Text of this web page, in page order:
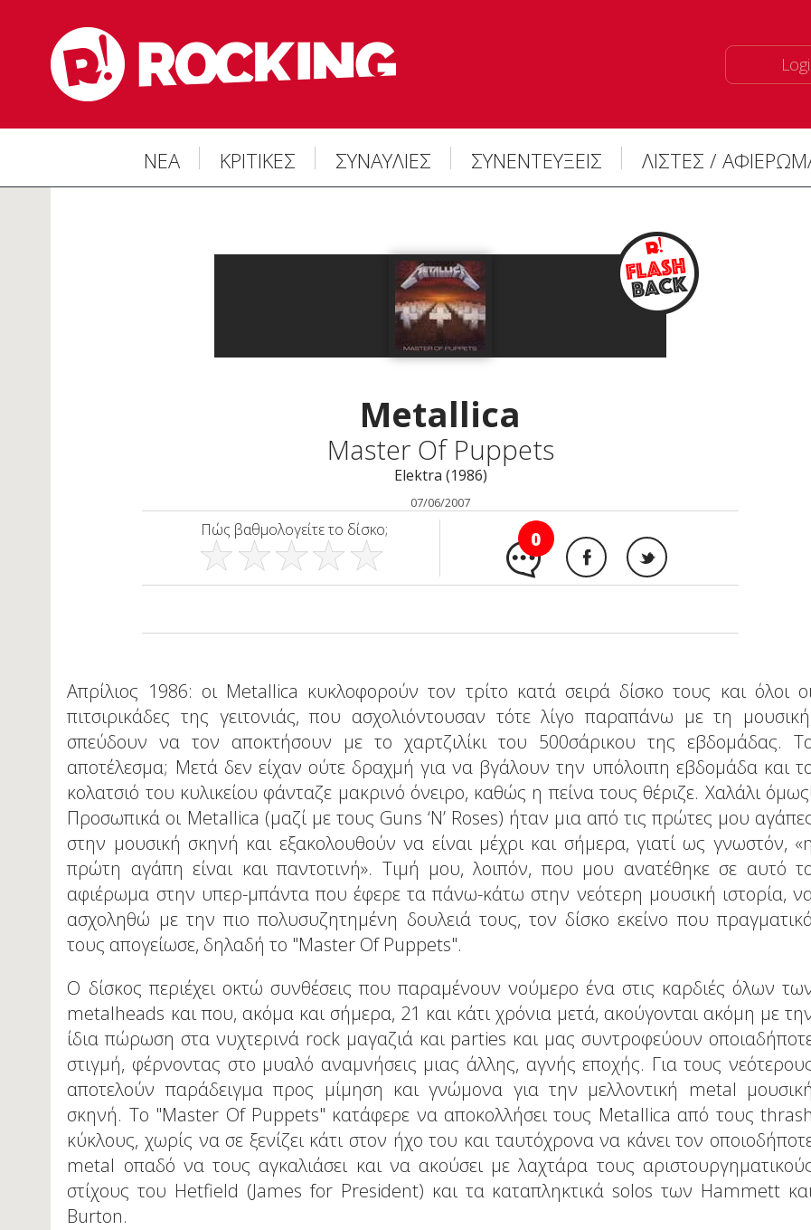
ΝΕΑ ΚΡΙΤΙΚΕΣ ΣΥΝΑΥΛΙΕΣ ΣΥΝΕΝΤΕΥΞΕΙΣ ΛΙΣΤΕΣ /
Metallica
Master Of Puppets
Elektra (1986)
07/06/2007
Πώς βαθμολογείτε το δίσκο; 0
Απρίλιος 1986: οι Metallica κυκλοφορούν τον τρίτο κατά σειρά δίσκο τους και όλοι
πιτσιρικάδες της γειτονιάς, που ασχολιόντουσαν τότε λίγο παραπάνω με τη
σπεύδουν να τον αποκτήσουν με το χαρτζιλίκι του 500σάρικου της εβδομάδας.
αποτέλεσμα; Μετά δεν είχαν ούτε δραχμή για να βγάλουν την υπόλοιπη εβδομάδα και
κολατσιό του κυλικείου φάνταζε μακρινό όνειρο, καθώς η πείνα τους θέριζε. Χαλάλι όμως!
Προσωπικά οι Metallica (μαζί με τους Guns ‘N’ Roses) ήταν μια από τις πρώτες μου
στην μουσική σκηνή και εξακολουθούν να είναι μέχρι και σήμερα, γιατί ως γνωστόν, «η
πρώτη αγάπη είναι και παντοτινή». Τιμή μου, λοιπόν, που μου ανατέθηκε σε αυτό
αφιέρωμα στην υπερ-μπάντα που έφερε τα πάνω-κάτω στην νεότερη μουσική ιστορία,
ασχοληθώ με την πιο πολυσυζητημένη δουλειά τους, τον δίσκο εκείνο που
τους απογείωσε, δηλαδή το "Master Οf Puppets".
Ο δίσκος περιέχει οκτώ συνθέσεις που παραμένουν νούμερο ένα στις καρδιές όλων
metalheads και που, ακόμα και σήμερα, 21 και κάτι χρόνια μετά, ακούγονται ακόμη με
ίδια πώρωση στα νυχτερινά rock μαγαζιά και parties και μας συντροφεύουν
στιγμή, φέρνοντας στο μυαλό αναμνήσεις μιας άλλης, αγνής εποχής. Για τους
αποτελούν παράδειγμα προς μίμηση και γνώμονα για την μελλοντική metal μουσική
σκηνή. Το "Master Οf Puppets" κατάφερε να αποκολλήσει τους Metallica από τους thrash
κύκλους, χωρίς να σε ξενίζει κάτι στον ήχο του και ταυτόχρονα να κάνει τον
metal οπαδό να τους αγκαλιάσει και να ακούσει με λαχτάρα τους
στίχους του Hetfield (James for President) και τα καταπληκτικά solos των Hammett
Burton.